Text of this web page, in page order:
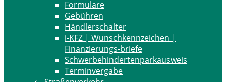
Formulare
Gebühren
Händlerschalter
i-KFZ | Wunschkennzeichen |
Finanzierungs-briefe
Schwerbehindertenparkausweis
Terminvergabe